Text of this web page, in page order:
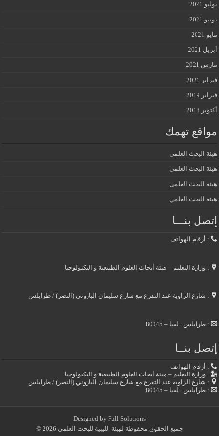
يوليو 2021
يونيو 2021
مايو 2021
أبريل 2021
مارس 2021
فبراير 2021
فبراير 2019
أكتوبر 2018
مواقع تهمك
هيئة البحث العلمي
هيئة البحث العلمي
هيئة البحث العلمي
هيئة البحث العلمي
إتصل بنـــا
: أرقام الهواتف
: وزارة التعليم – هيئة أبحاث العلوم الطبيعية و التكنولوجيا
: شارع الزاوية عند التفرع مع شارع سليمان الباروني (النصر) / طرابلس
: طرابلس . ليبيا – 80045
إتصل بنــا
: أرقام الهواتف
: وزارة التعليم – هيئة أبحاث العلوم الطبيعية و التكنولوجيا
: شارع الزاوية عند التفرع مع شارع سليمان الباروني (النصر) / طرابلس
: طرابلس . ليبيا – 80045
Designed by Full Solutions
جميع الحقوق محفوظة لهيئة الليبية للبحث العلمي 2026 ©